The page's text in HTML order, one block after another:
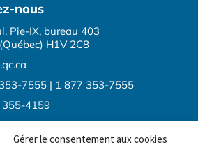
Gérer le consentement aux cookies
nous
Pie-IX, bureau 403
H1V 2C8
7555 | 1 877 353-7555
355-4159